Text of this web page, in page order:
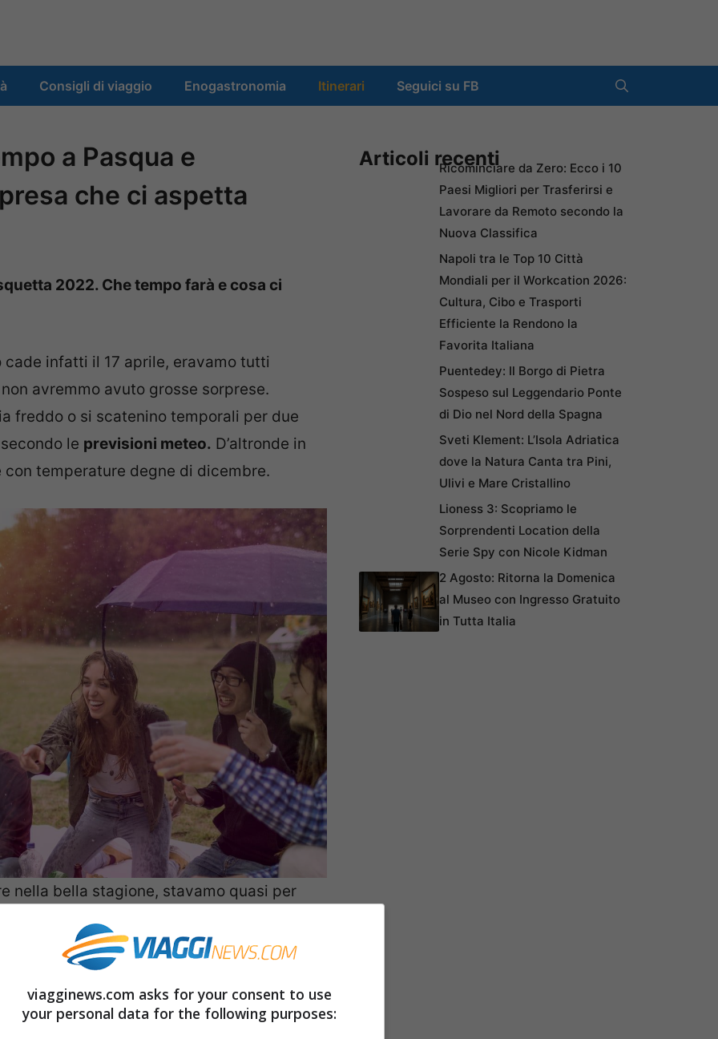
Consigli di viaggio Enogastronomia Itinerari Seguici su FB
a Pasqua e
che ci aspetta
2022. Che tempo farà e cosa ci
cade infatti il 17 aprile, eravamo tutti
avremmo avuto grosse sorprese.
freddo o si scatenino temporali per due
le previsioni meteo. D’altronde in
con temperature degne di dicembre.
nella bella stagione, stavamo quasi per
che abbiamo dovuto fare marcia
ci siamo ritrovati con temperature
in montagna.
a prenotarsi unasettimana bianca ad
Articoli recentiRicominciare da Zero: Ecco i 10
Paesi Migliori per Trasferirsi e
Lavorare da Remoto secondo la
Nuova Classifica
Napoli tra le Top 10 Città
Mondiali per il Workcation 2026:
Cultura, Cibo e Trasporti
Efficiente la Rendono la
Favorita Italiana
Puentedey: Il Borgo di Pietra
Sospeso sul Leggendario Ponte
di Dio nel Nord della Spagna
Sveti Klement: L’Isola Adriatica
dove la Natura Canta tra Pini,
Ulivi e Mare Cristallino
Lioness 3: Scopriamo le
Sorprendenti Location della
Serie Spy con Nicole Kidman
2 Agosto: Ritorna la Domenica
al Museo con Ingresso Gratuito
in Tutta Italia
viagginews.com asks for your consent to use
your personal data for the following purposes: